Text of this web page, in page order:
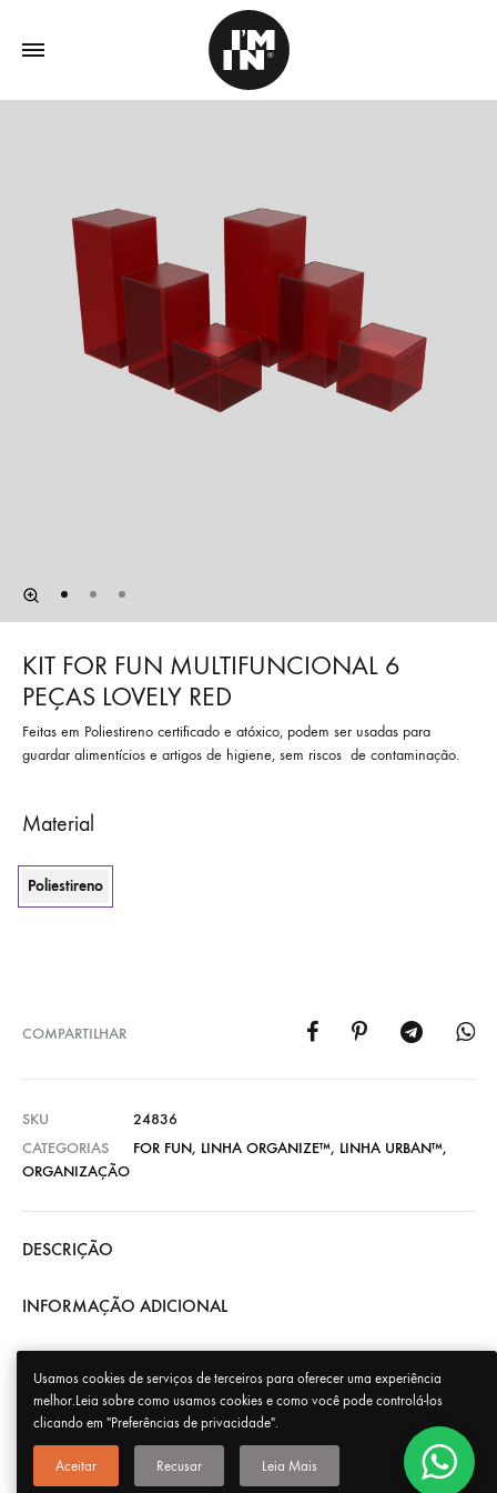
KIT FOR FUN MULTIFUNCIONAL 6
PEÇAS LOVELY RED
Feitas em Poliestireno certificado e atóxico, podem ser usadas para
guardar alimentícios e artigos de higiene, sem riscos de contaminação.
Material
Poliestireno
COMPARTILHAR
SKU
24836
CATEGORIAS
FOR FUN, LINHA ORGANIZE™, LINHA URBAN™,
ORGANIZAÇÃO
DESCRIÇÃO
INFORMAÇÃO ADICIONAL
Usamos cookies de serviços de terceiros para oferecer uma experiência
melhor.Leia sobre como usamos cookies e como você pode controlá-los
clicando em "Preferências de privacidade".
Aceitar Recusar Leia Mais